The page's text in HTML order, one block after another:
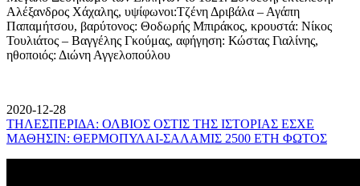
Αλέξανδρος Χάχαλης, υψίφωνοι:Τζένη Δριβάλα – Αγάπη
Παπαμήτσου, βαρύτονος: Θοδωρής Μπιράκος, κρουστά: Νίκος
Τουλιάτος – Βαγγέλης Γκούμας, αφήγηση: Κώστας Γιαλίνης,
ηθοποιός: Διώνη Αγγελοπούλου
2020-12-28
ΤΗΛΕΣΠΕΡΙΔΑ: ΟΛΒΙΟΣ ΟΣΤΙΣ ΤΗΣ ΙΣΤΟΡΙΑΣ ΕΣΧΕ
ΜΑΘΗΣΙΝ: ΘΕΡΜΟΠΥΛΑΙ-ΣΑΛΑΜΙΣ 2500 ΕΤΗ ΦΩΤΟΣ